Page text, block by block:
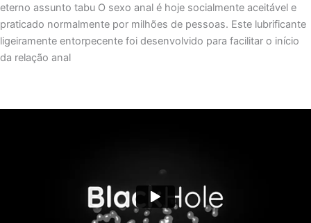
eterno assunto tabu O sexo anal é hoje socialmente aceitável e
praticado normalmente por milhões de pessoas. Este lubrificante
ligeiramente entorpecente foi desenvolvido para facilitar o início
da relação anal